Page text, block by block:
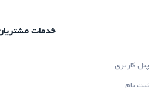
خدمات
پنل کاربری
ثبت نام